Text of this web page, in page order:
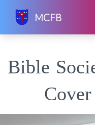
content
MCFB
Bible